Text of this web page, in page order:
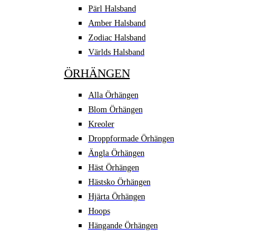
Pärl Halsband
Amber Halsband
Zodiac Halsband
Världs Halsband
ÖRHÄNGEN
Alla Örhängen
Blom Örhängen
Kreoler
Droppformade Örhängen
Ängla Örhängen
Häst Örhängen
Hästsko Örhängen
Hjärta Örhängen
Hoops
Hängande Örhängen